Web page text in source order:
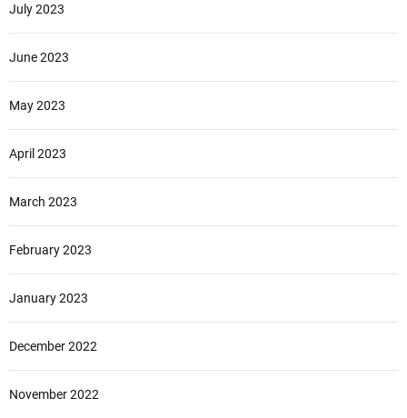
July 2023
June 2023
May 2023
April 2023
March 2023
February 2023
January 2023
December 2022
November 2022